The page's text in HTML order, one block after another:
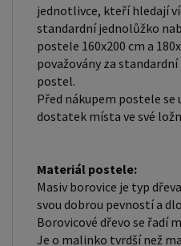
cca 11 cm. Zpracování - lakovaná postel: Lakované
postele jsou oblíbené pro
odolnost. Lakovaný
čistí a je odolný vůči
Máte zájem o
firmám, nabízíme
velkoobchodní ceny.
ondera@seznam.cz,
věnovat. Popřípadě se zaregistrujte se ( "
jednotlivce, kteří hledají
standardní jednolůžko
postele 160x200 cm a
považovány za
postel.
Před nákupem postele
dostatek místa ve své
Materiál postele:
Masiv borovice je typ
svou dobrou pevností a
Borovicové dřevo se řadí
Je o malinko tvrdší než